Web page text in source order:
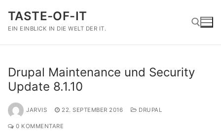
Inhalt
springen
TASTE-OF-IT
EIN EINBLICK IN DIE WELT DER IT.
Drupal Maintenance und Security
Update 8.1.10
JARVIS 22. SEPTEMBER 2016 DRUPAL
0 KOMMENTARE